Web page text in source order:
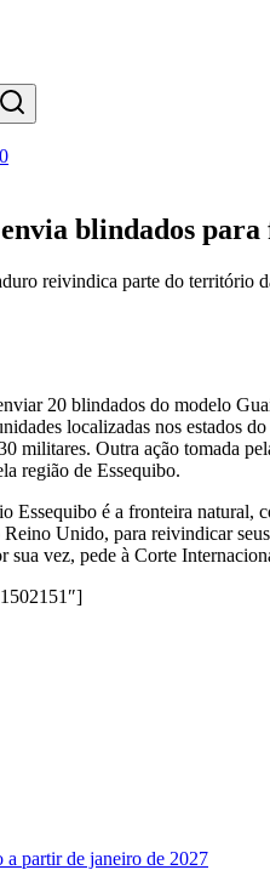
blindados
reivindica parte do território
20 blindados do modelo
localizadas nos estados
militares. Outra ação tomada
região de Essequibo.
Essequibo é a fronteira natural,
Unido, para reivindicar
sua vez, pede à Corte